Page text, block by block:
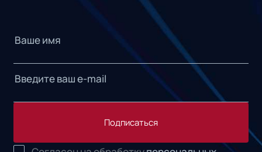
Подписаться